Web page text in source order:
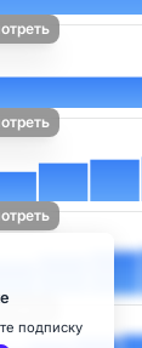
подписку